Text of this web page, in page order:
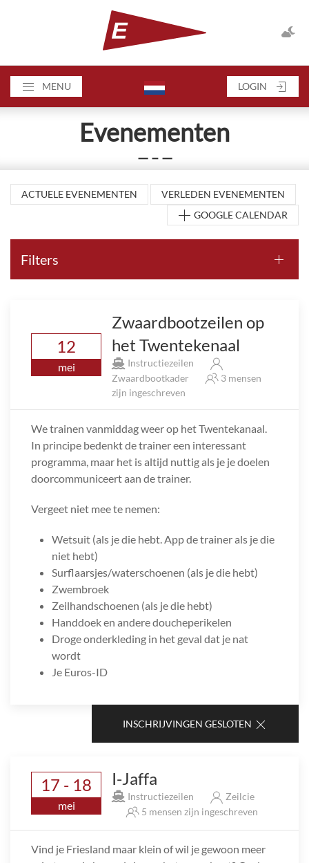
MENU LOGIN
Evenementen
— – —
ACTUELE EVENEMENTEN
VERLEDEN EVENEMENTEN
GOOGLE CALENDAR
Filters
12
mei
Zwaardbootzeilen op
het Twentekenaal
Instructiezeilen
Zwaardbootkader
3 mensen
zijn ingeschreven
We trainen vanmiddag weer op het Twentekanaal.
In principe bedenkt de trainer een interessant
programma, maar het is altijd nuttig als je je doelen
doorcommuniceert aan de trainer.
Vergeet niet mee te nemen:
Wetsuit (als je die hebt. App de trainer als je die
niet hebt)
Surflaarsjes/waterschoenen (als je die hebt)
Zwembroek
Zeilhandschoenen (als je die hebt)
Handdoek en andere doucheperikelen
Droge onderkleding in het geval dat je nat
wordt
Je Euros-ID
INSCHRIJVINGEN GESLOTEN
17 - 18
mei
I-Jaffa
Instructiezeilen
Zeilcie
5 mensen zijn ingeschreven
Vind je Friesland maar klein of wil je gewoon meer